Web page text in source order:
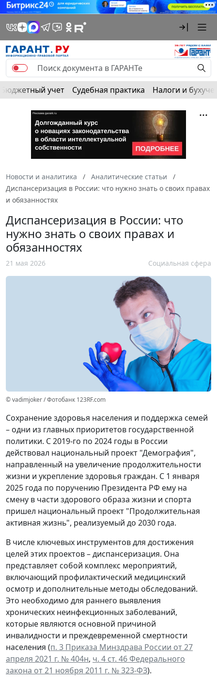
Бюджетный учет Судебная практика Налоги и
Новости и аналитика
Аналитические статьи
Диспансеризация в России: что нужно знать о своих правах
и обязанностях
Диспансеризация в России: что
нужно знать о своих правах и
обязанностях
21 мая 2026 Социальная сфера
© vadimjoker / Фотобанк 123RF.com
Сохранение здоровья населения и поддержка семей
– одни из главных приоритетов государственной
политики. С 2019-го по 2024 годы в России
действовал национальный проект "Демография",
направленный на увеличение продолжительности
жизни и укрепление здоровья граждан. С 1 января
2025 года по поручению Президента РФ ему на
смену в части здорового образа жизни и спорта
пришел национальный проект "Продолжительная
активная жизнь", реализуемый до 2030 года.
В числе ключевых инструментов для достижения
целей этих проектов – диспансеризация. Она
представляет собой комплекс мероприятий,
включающий профилактический медицинский
осмотр и дополнительные методы обследований.
Это необходимо для раннего выявления
хронических неинфекционных заболеваний,
которые являются основной причиной
инвалидности и преждевременной смертности
населения (п. 3 Приказа Минздрава России от 27
апреля 2021 г. № 404н, ч. 4 ст. 46 Федерального
закона от 21 ноября 2011 г. № 323-ФЗ).